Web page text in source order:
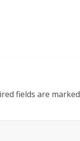
fields are marked